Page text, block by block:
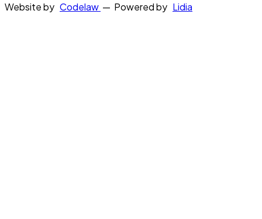
Website by Codelaw — Powered by Lidia